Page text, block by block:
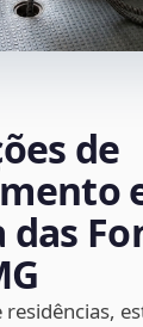
de
residências,